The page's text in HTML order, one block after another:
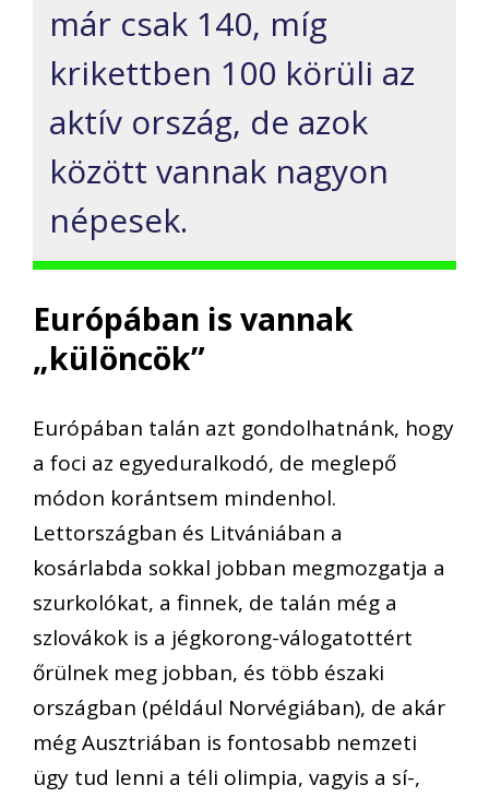
már csak 140, míg
krikettben 100 körüli az
aktív ország, de azok
között vannak nagyon
népesek.
Európában is vannak
„különcök”
Európában talán azt gondolhatnánk, hogy
a foci az egyeduralkodó, de meglepő
módon korántsem mindenhol.
Lettországban és Litvániában a
kosárlabda sokkal jobban megmozgatja a
szurkolókat, a finnek, de talán még a
szlovákok is a jégkorong-válogatottért
őrülnek meg jobban, és több északi
országban (például Norvégiában), de akár
még Ausztriában is fontosabb nemzeti
ügy tud lenni a téli olimpia, vagyis a sí-,